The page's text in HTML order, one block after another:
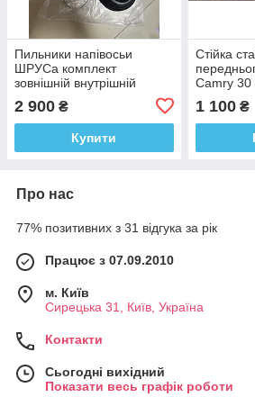
Пильники напівосьи
ШРУСа комплект
зовнішній внутрішній
Highlander Venza Lexus ES
350 RX 350 450H
2 900 ₴
Купити
Стійка
Camry 30
TOYOTA
1 100₴
Про нас
77% позитивних з 31 відгука за рік
Працює з 07.09.2010
м. Київ
Сирецька 31, Київ, Україна
Контакти
Сьогодні вихідний
Показати весь графік роботи